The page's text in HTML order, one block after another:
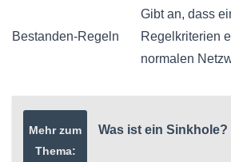
Bestanden-Regeln
Gibt an, dass
Regelkriterien
normalen
Mehr zum
Thema:
Was ist ein Sinkhole?